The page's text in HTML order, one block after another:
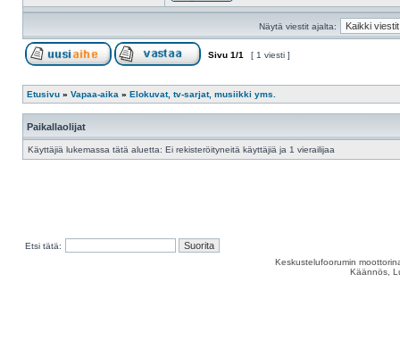
Näytä viestit ajalta:
Sivu 1/1 [ 1 viesti ]
Etusivu » Vapaa-aika » Elokuvat, tv-sarjat, musiikki yms.
Paikallaolijat
Käyttäjiä lukemassa tätä aluetta: Ei rekisteröityneitä käyttäjiä ja 1 vierailijaa
Etsi tätä:
Keskustelufoorumin
Käännös,